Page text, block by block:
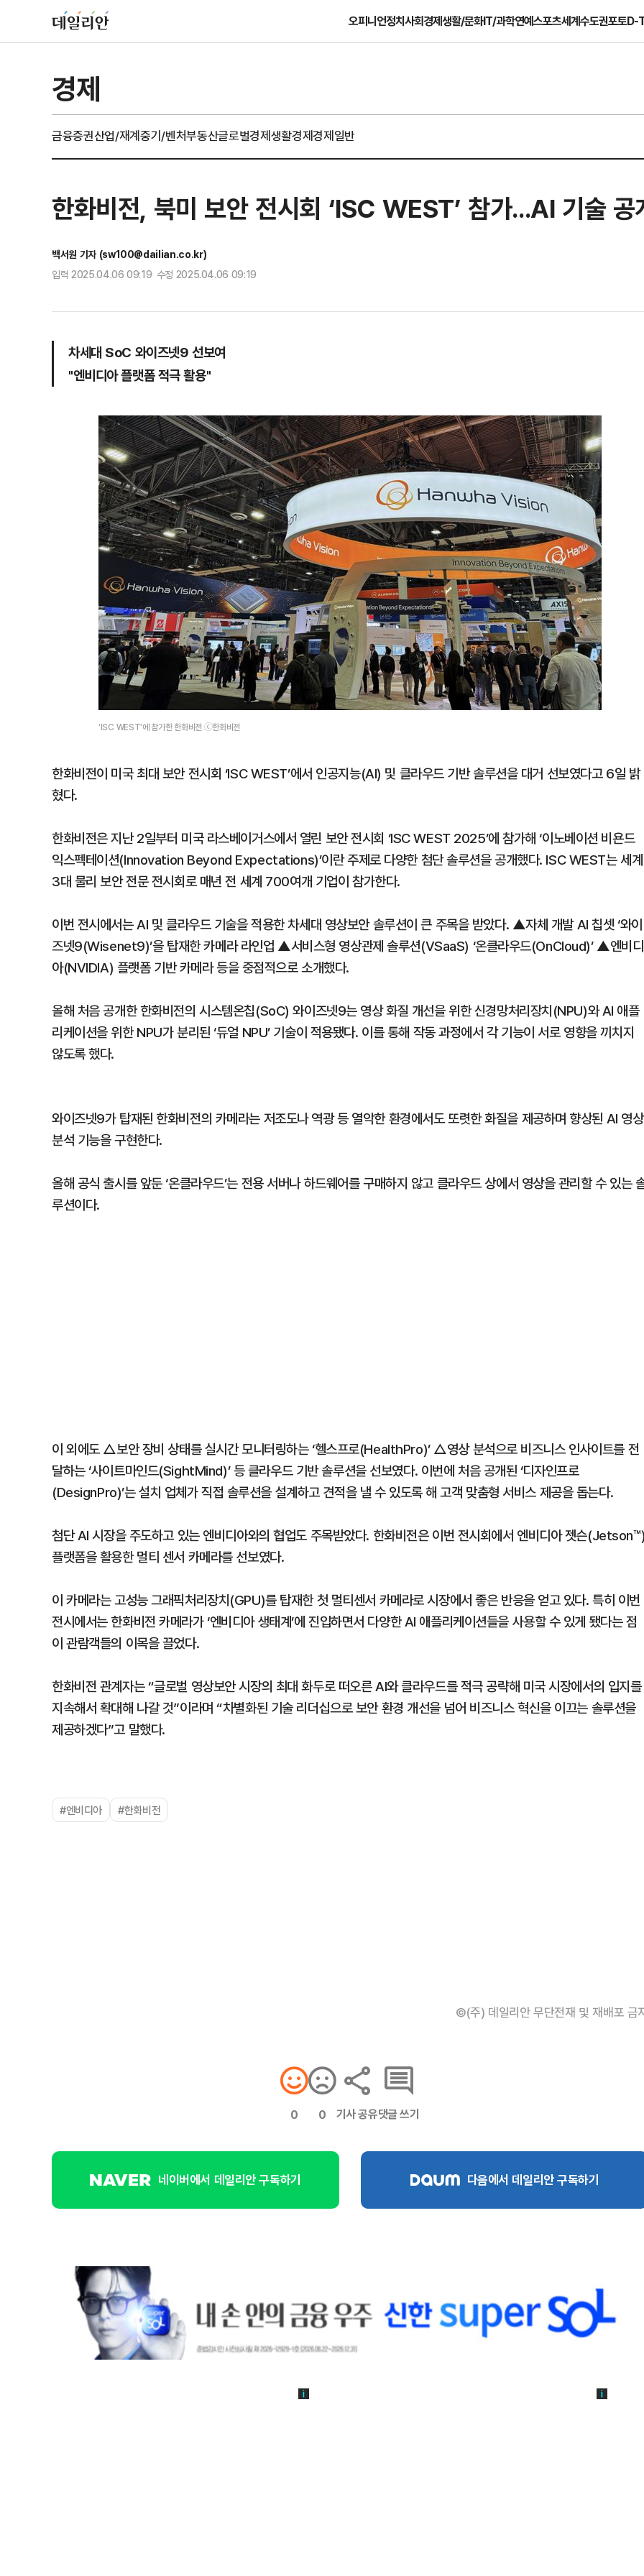
오피니언정치사회경제생활/문화IT/과학연예스포츠세계수도권포토D-
경제
금융증권산업/재계중기/벤처부동산글로벌경제생활경제경제일반
한화비전, 북미 보안 전시회 ‘ISC WEST’ 참가...AI 기술 공
백서원 기자 (sw100@dailian.co.kr)
입력 2025.04.06 09:19 수정 2025.04.06 09:19
차세대 SoC 와이즈넷9 선보여
"엔비디아 플랫폼 적극 활용"
‘ISC WEST’에 참가한 한화비전.ⓒ한화비전
한화비전이 미국 최대 보안 전시회 ‘ISC WEST’에서 인공지능(AI) 및 클라우드 기반 솔루션을 대거 선보였다고 6일 밝
혔다.
한화비전은 지난 2일부터 미국 라스베이거스에서 열린 보안 전시회 ‘ISC WEST 2025’에 참가해 ‘이노베이션 비욘드
익스펙테이션(Innovation Beyond Expectations)’이란 주제로 다양한 첨단 솔루션을 공개했다. ISC WEST는 세계
3대 물리 보안 전문 전시회로 매년 전 세계 700여개 기업이 참가한다.
이번 전시에서는 AI 및 클라우드 기술을 적용한 차세대 영상보안 솔루션이 큰 주목을 받았다. ▲자체 개발 AI 칩셋 ‘와이
즈넷9(Wisenet9)’을 탑재한 카메라 라인업 ▲서비스형 영상관제 솔루션(VSaaS) ‘온클라우드(OnCloud)’ ▲엔비디
아(NVIDIA) 플랫폼 기반 카메라 등을 중점적으로 소개했다.
올해 처음 공개한 한화비전의 시스템온칩(SoC) 와이즈넷9는 영상 화질 개선을 위한 신경망처리장치(NPU)와 AI 애플
리케이션을 위한 NPU가 분리된 ‘듀얼 NPU’ 기술이 적용됐다. 이를 통해 작동 과정에서 각 기능이 서로 영향을 끼치지
않도록 했다.
와이즈넷9가 탑재된 한화비전의 카메라는 저조도나 역광 등 열악한 환경에서도 또렷한 화질을 제공하며 향상된 AI 영상
분석 기능을 구현한다.
올해 공식 출시를 앞둔 ‘온클라우드’는 전용 서버나 하드웨어를 구매하지 않고 클라우드 상에서 영상을 관리할 수 있는
루션이다.
이 외에도 △보안 장비 상태를 실시간 모니터링하는 ‘헬스프로(HealthPro)’ △영상 분석으로 비즈니스 인사이트를 전
달하는 ‘사이트마인드(SightMind)’ 등 클라우드 기반 솔루션을 선보였다. 이번에 처음 공개된 ‘디자인프로
(DesignPro)’는 설치 업체가 직접 솔루션을 설계하고 견적을 낼 수 있도록 해 고객 맞춤형 서비스 제공을 돕는다.
첨단 AI 시장을 주도하고 있는 엔비디아와의 협업도 주목받았다. 한화비전은 이번 전시회에서 엔비디아 젯슨
플랫폼을 활용한 멀티 센서 카메라를 선보였다.
이 카메라는 고성능 그래픽처리장치(GPU)를 탑재한 첫 멀티센서 카메라로 시장에서 좋은 반응을 얻고 있다. 특히 이번
전시에서는 한화비전 카메라가 ‘엔비디아 생태계’에 진입하면서 다양한 AI 애플리케이션들을 사용할 수 있게 됐다는 점
이 관람객들의 이목을 끌었다.
한화비전 관계자는 “글로벌 영상보안 시장의 최대 화두로 떠오른 AI와 클라우드를 적극 공략해 미국 시장에서의 입지를
지속해서 확대해 나갈 것”이라며 “차별화된 기술 리더십으로 보안 환경 개선을 넘어 비즈니스 혁신을 이끄는 솔루션을
제공하겠다”고 말했다.
#엔비디아 #한화비전
©(주) 데일리안 무단전재 및 재배포 금
0 0 기사 공유댓글 쓰기
네이버에서 데일리안 구독하기 다음에서 데일리안 구독하기